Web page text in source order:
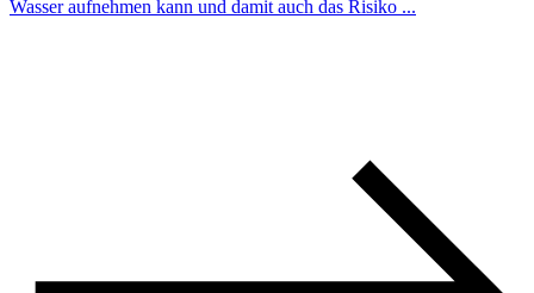
Wasser aufnehmen kann und damit auch das Risiko ...